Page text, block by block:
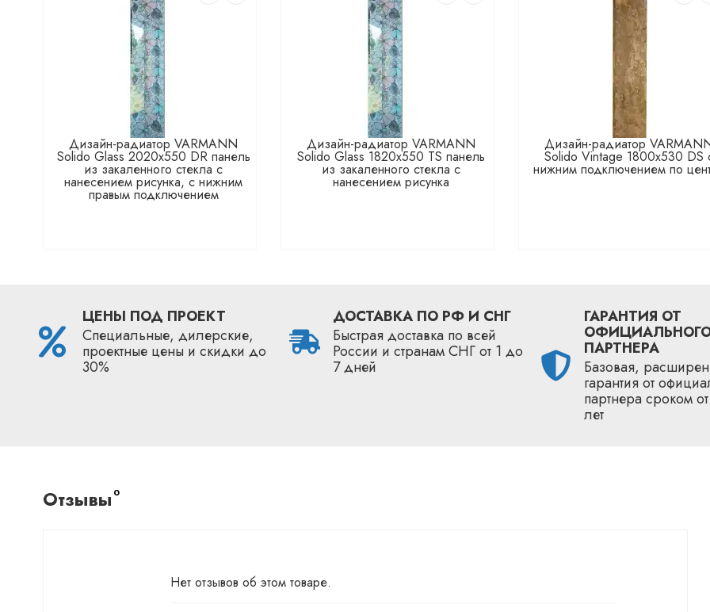
Дизайн-радиатор VARMANN
Solido Glass 2020x550 DR панель
из закаленного стекла с
нанесением рисунка, с нижним
правым подключением
Дизайн-радиатор VARMANN
Solido Glass 1820x550 TS панель
из закаленного стекла с
нанесением рисунка
Дизайн-радиатор
Solido Vintage 1800x530 DS
нижним подключением по
ЦЕНЫ ПОД ПРОЕКТ
Специальные, дилерские,
проектные цены и скидки до
30%
ДОСТАВКА ПО РФ И СНГ
Быстрая доставка по всей
России и странам СНГ от 1 до
7 дней
ГАРАНТИЯ ОТ
ПАРТНЕРА
Базовая,
гарантия от
партнера сроком
лет
Отзывы 0
Нет отзывов об этом товаре.